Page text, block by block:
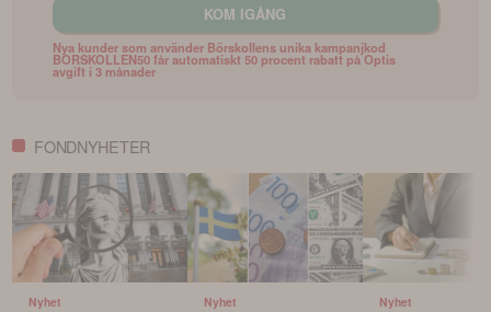
KOM IGÅNG
Nya kunder som använder Börskollens unika kampanjkod
BORSKOLLEN50 får automatiskt 50 procent rabatt på Optis
avgift i 3 månader
FONDNYHETER
Nyhet Nyhet Nyhet